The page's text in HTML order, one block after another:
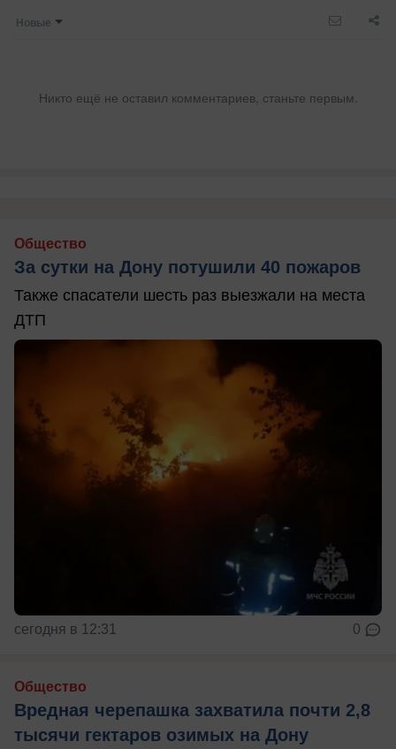
Новые
Никто ещё не оставил комментариев, станьте первым.
Общество
За сутки на Дону потушили 40 пожаров
Также спасатели шесть раз выезжали на места
ДТП
сегодня в 12:31 0
Общество
Вредная черепашка захватила почти 2,8
тысячи гектаров озимых на Дону